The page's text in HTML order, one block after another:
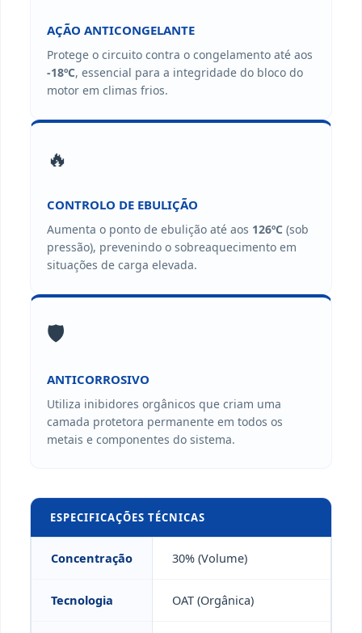
AÇÃO ANTICONGELANTE
Protege o circuito contra o congelamento até aos
-18ºC, essencial para a integridade do bloco do
motor em climas frios.
🔥
CONTROLO DE EBULIÇÃO
Aumenta o ponto de ebulição até aos 126ºC (sob
pressão), prevenindo o sobreaquecimento em
situações de carga elevada.
🛡️
ANTICORROSIVO
Utiliza inibidores orgânicos que criam uma
camada protetora permanente em todos os
metais e componentes do sistema.
ESPECIFICAÇÕES TÉCNICAS
Concentração 30% (Volume)
Tecnologia OAT (Orgânica)